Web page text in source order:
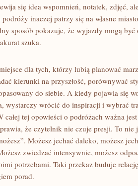
się idea wspomnień, notatek, zdjęć,
inaczej patrzy się na własne
sposób pokazuje, że wyjazdy mogą
szuka.
dla tych, którzy lubią planować
kierunki na przyszłość, porównywać
do siebie. A kiedy pojawia się
wystarczy wrócić do inspiracji i wybrać
całej tej opowieści o podróżach ważna
że czytelnik nie czuje presji. To nie
Możesz jechać daleko, możesz
zwiedzać intensywnie, możesz
potrzebami. Taki przekaz buduje
porad.